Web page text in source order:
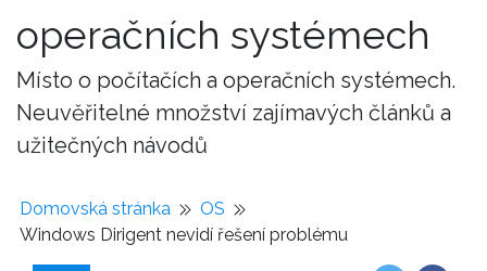
operačních systémech
Místo o počítačích a operačních systémech.
Neuvěřitelné množství zajímavých článků a
užitečných návodů
Domovská stránka
OS
Windows Dirigent nevidí řešení problému